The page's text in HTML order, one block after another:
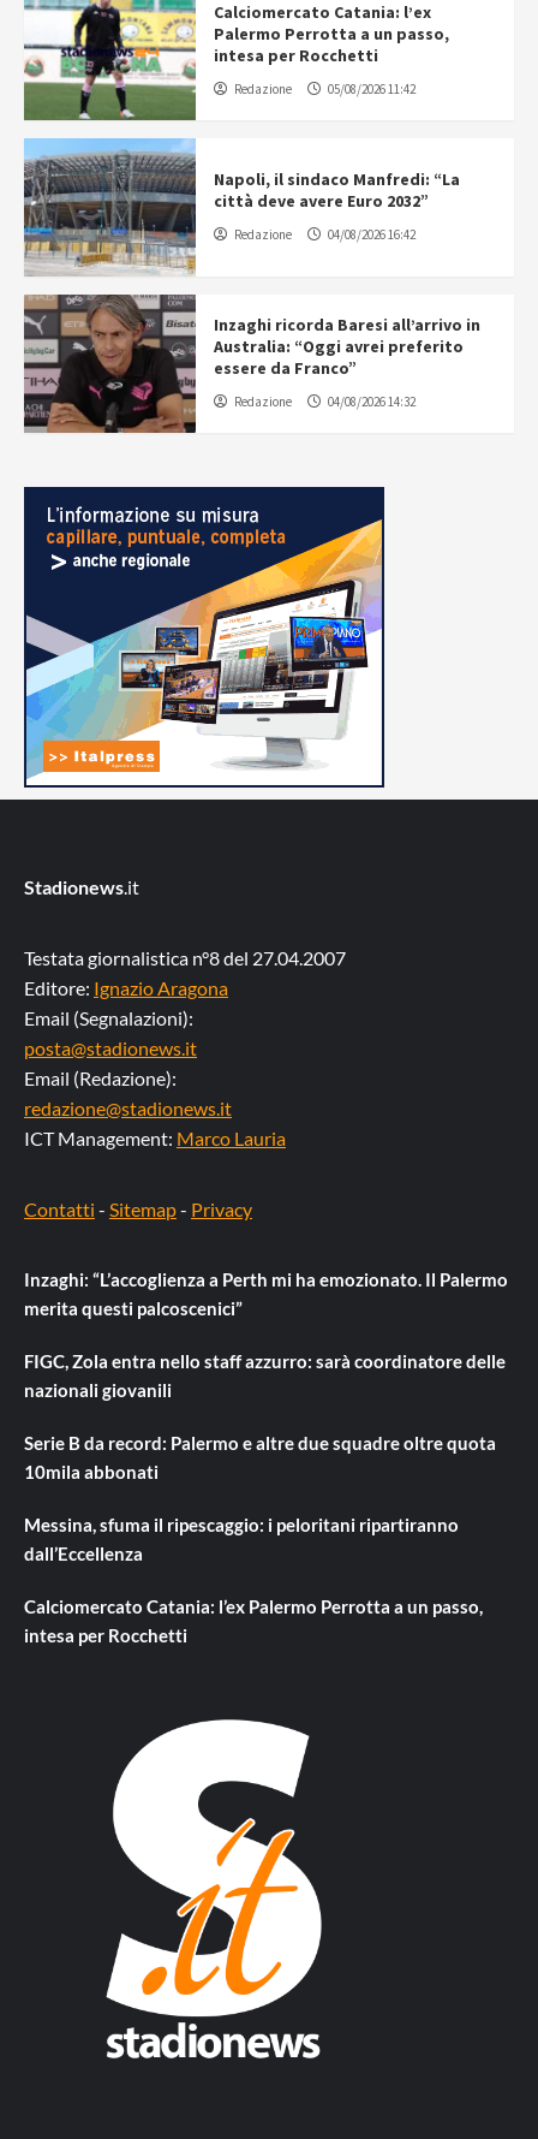
Calciomercato Catania: l’ex
Palermo Perrotta a un passo,
intesa per Rocchetti
Redazione 05/08/2026 11:42
Napoli, il sindaco Manfredi: “La
città deve avere Euro 2032”
Redazione 04/08/2026 16:42
Inzaghi ricorda Baresi all’arrivo in
Australia: “Oggi avrei preferito
essere da Franco”
Redazione 04/08/2026 14:32
Stadionews.it
Testata giornalistica n°8 del 27.04.2007
Editore: Ignazio Aragona
Email (Segnalazioni):
posta@stadionews.it
Email (Redazione):
redazione@stadionews.it
ICT Management: Marco Lauria
Contatti - Sitemap- Privacy
Inzaghi: “L’accoglienza a Perth mi ha emozionato. Il Palermo
merita questi palcoscenici”
FIGC, Zola entra nello staff azzurro: sarà coordinatore delle
nazionali giovanili
Serie B da record: Palermo e altre due squadre oltre quota
10mila abbonati
Messina, sfuma il ripescaggio: i peloritani ripartiranno
dall’Eccellenza
Calciomercato Catania: l’ex Palermo Perrotta a un passo,
intesa per Rocchetti